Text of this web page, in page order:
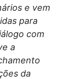
e vem
para
com
a
da